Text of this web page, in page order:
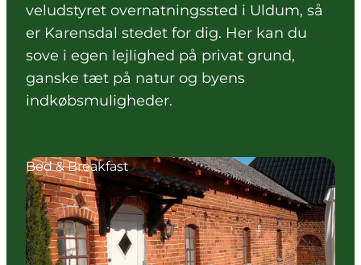
Køb billet
veludstyret overnatningssted i Uldum, så
er Karensdal stedet for dig. Her kan du
sove i egen lejlighed på privat grund,
ganske tæt på natur og byens
indkøbsmuligheder.
Bed & Breakfast